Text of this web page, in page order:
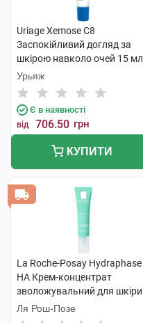
Uriage Xemose C8
Заспокійливий догляд за
шкірою навколо очей 15 мл
1 туба
Урьяж
Є в наявності
від 706.50 грн
КУПИТИ
La Roche-Posay Hydraphase
HA Крем-концентрат
зволожувальний для шкіри
навколо очей 15 мл 1 туба
Ля Рош-Позе